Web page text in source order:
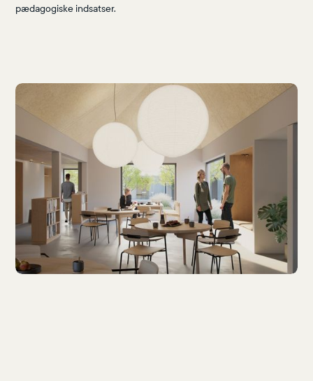
pædagogiske indsatser.